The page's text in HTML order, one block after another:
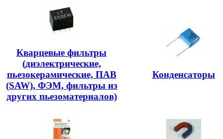
Кварцевые фильтры
(диэлектрические,
пьезокерамические, ПАВ
(SAW), ФЭМ, фильтры из
других пьезоматериалов)
Конденсаторы